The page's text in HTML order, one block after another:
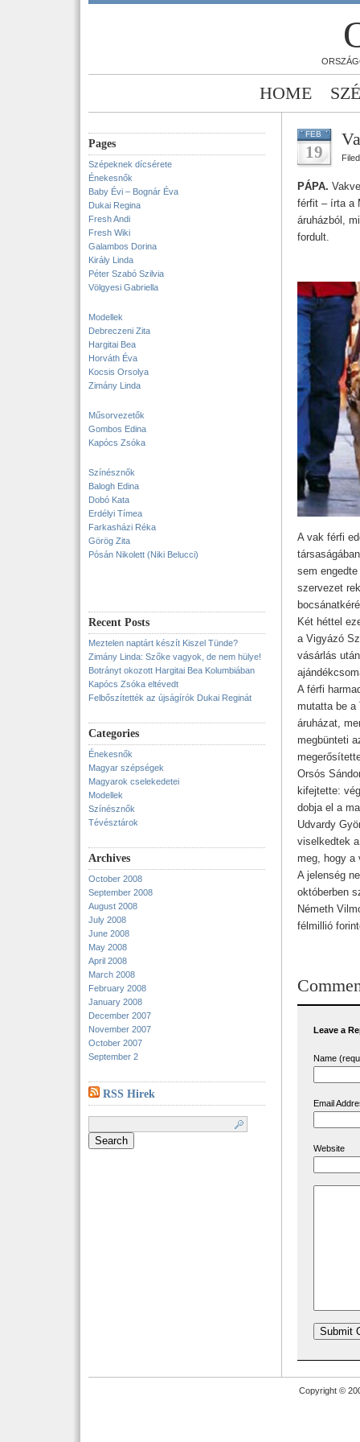
HOME
Pages
Szépeknek dícsérete
Énekesnők
Baby Évi – Bognár Éva
Dukai Regina
Fresh Andi
Fresh Wiki
Galambos Dorina
Király Linda
Péter Szabó Szilvia
Völgyesi Gabriella
Modellek
Debreczeni Zita
Hargitai Bea
Horváth Éva
Kocsis Orsolya
Zimány Linda
Műsorvezetők
Gombos Edina
Kapócs Zsóka
Színésznők
Balogh Edina
Dobó Kata
Erdélyi Tímea
Farkasházi Réka
Görög Zita
Pósán Nikolett (Niki Belucci)
Recent Posts
Meztelen naptárt készít Kiszel Tünde?
Zimány Linda: Szőke vagyok, de nem hülye!
Botrányt okozott Hargitai Bea Kolumbiában
Kapócs Zsóka eltévedt
Felbőszítették az újságírók Dukai Reginát
Categories
Énekesnők
Magyar szépségek
Magyarok cselekedetei
Modellek
Színésznők
Tévésztárok
Archives
October 2008
September 2008
August 2008
July 2008
June 2008
May 2008
April 2008
March 2008
February 2008
January 2008
December 2007
November 2007
October 2007
September 2
RSS Hirek
FEB
19
PÁPA.
férfit – írta a
áruházból,
fordult.
A vak férfi
sem
szervezet
Két héttel
a Vigyázó
vásárlás
A férfi
mutatta be a
áruházat,
megbünteti
Orsós
kifejtette:
dobja el a
Udvardy
viselkedtek
meg, hogy a
A jelenség
októberben
Németh
félmillió
Leave a
Name
Email
Website
Copyright ©